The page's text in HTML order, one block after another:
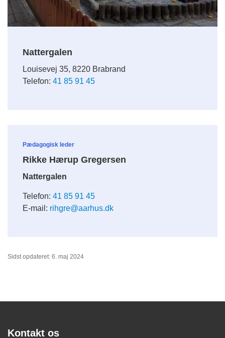
Nattergalen
Louisevej 35, 8220 Brabrand
Telefon: 41 85 91 45
Pædagogisk leder
Rikke Hærup Gregersen
Nattergalen
Telefon: 41 85 91 45
E-mail: rihgre@aarhus.dk
Sidst opdateret: 6. maj 2024
Kontakt os